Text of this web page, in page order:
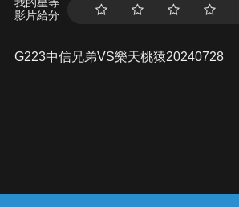
影片給分
G223中信兄弟VS樂天桃猿20240728